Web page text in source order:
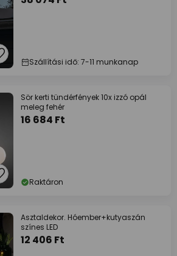
Szállítási idő: 7-11 munkanap
Sör kerti tündérfények 10x izzó opál
meleg fehér
16 684 Ft
Raktáron
Asztaldekor. Hóember+kutyaszán
színes LED
12 406 Ft